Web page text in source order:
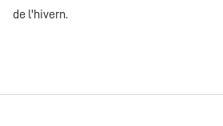
de l'hivern.